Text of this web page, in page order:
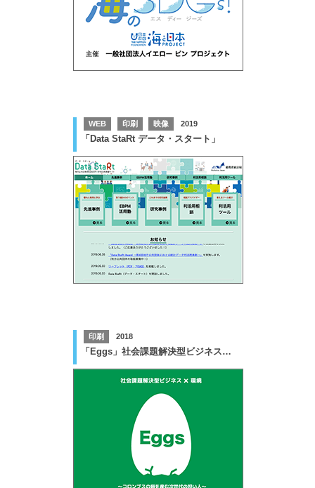
WEB 印刷 映像 2019
「Data StaRt データ・スタート」
印刷 2018
「Eggs」社会課題解決型ビジネス×環境 冊子